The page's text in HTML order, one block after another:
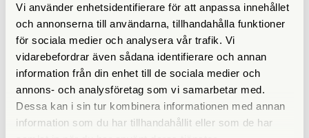
Vi använder enhetsidentifierare för att anpassa innehållet
och annonserna till användarna, tillhandahålla funktioner
för sociala medier och analysera vår trafik. Vi
vidarebefordrar även sådana identifierare och annan
information från din enhet till de sociala medier och
annons- och analysföretag som vi samarbetar med.
Dessa kan i sin tur kombinera informationen med annan
information som du har tillhandahållit eller som de har
AgfaPhoto
Engångskamera Wedding
Edition Bröllopspaket 10-pack
Tillfälligt slut
1.990 SEK
Adox
Developer Concentrate
(Rodinal)
Finns i lager
79 SEK